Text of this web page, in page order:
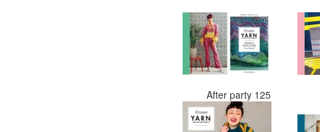
After party 125